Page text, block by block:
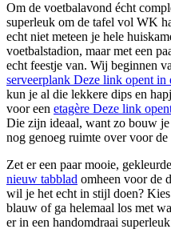
Om de voetbalavond écht
superleuk om de tafel vol WK
echt niet meteen je hele
voetbalstadion, maar met een
echt feestje van. Wij beginnen
serveerplank Deze link opent in
kun je al die lekkere dips en
voor een etagère Deze link
Die zijn ideaal, want zo bouw
nog genoeg ruimte over voor de
Zet er een paar mooie, gekleurde
nieuw tabblad omheen voor de
wil je het echt in stijl doen?
blauw of ga helemaal los met
er in een handomdraai